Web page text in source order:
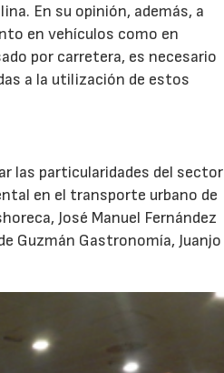
En su opinión, además, a
en vehículos como en
por carretera, es necesario
a la utilización de estos
las particularidades del sector
en el transporte urbano de
José Manuel Fernández
Guzmán Gastronomía, Juanjo